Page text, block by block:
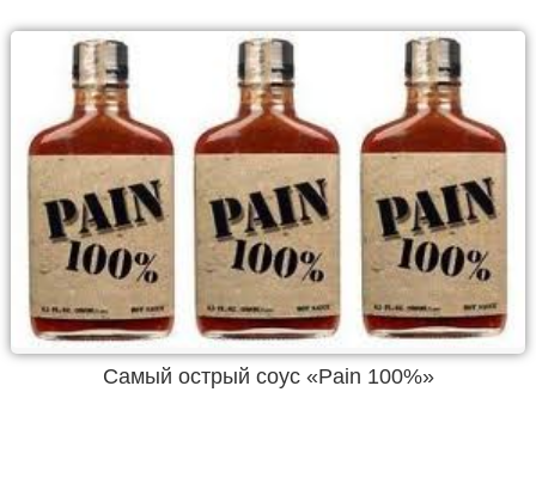
Самый острый соус «Pain 100%»